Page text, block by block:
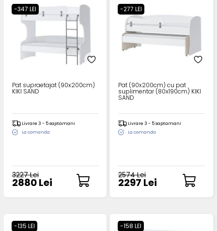
-347 LEI
Pat supraetajat (90x200cm)
KIKI SAND
Livrare 3 - 5 saptamani
La comanda
3227 Lei
2880 Lei
-277 LEI
Pat (90x200cm) cu pat
suplimentar (80x190cm) KIKI
SAND
Livrare 3 - 5 saptamani
La comanda
2574 Lei
2297 Lei
-135 LEI -158 LEI